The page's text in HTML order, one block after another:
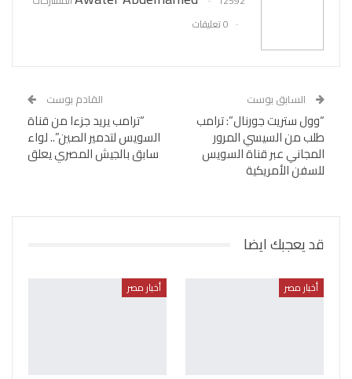
0 تعليقات
السابق بوست
“وول ستريت جورنال”: ترامب
طلب من السيسي المرور
المجاني عبر قناة السويس
للسفن الأمريكية
القادم بوست
“ترامب يريد جزءا من قناة
السويس لتدمير الصين”.. لواء
سابق بالجيش المصري يعلق
قد يعجبك ايضا
أخبار مصر أخبار مصر